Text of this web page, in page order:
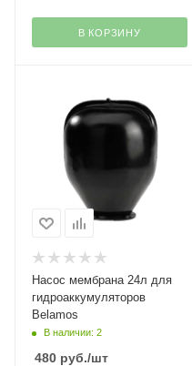
В КОРЗИНУ
Насос мембрана 24л для
гидроаккумуляторов
Belamos
В наличии: 2
480 руб./шт